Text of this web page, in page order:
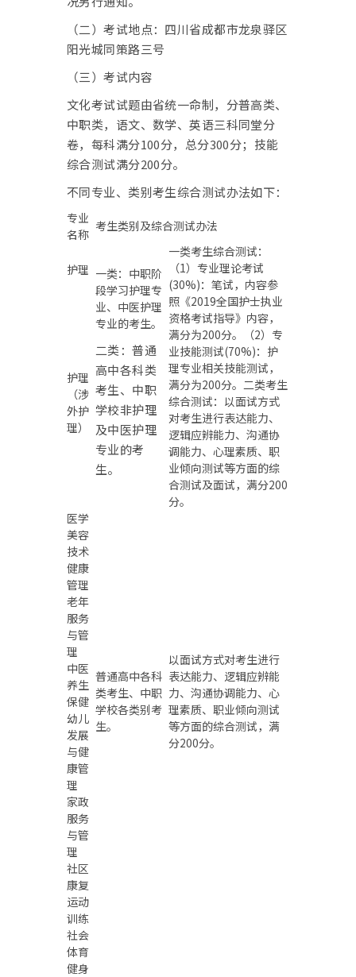
（二）考试地点：四川省成都市龙泉驿区
阳光城同策路三号
（三）考试内容
文化考试试题由省统一命制，分普高类、
中职类，语文、数学、英语三科同堂分
卷，每科满分100分，总分300分；技能
综合测试满分200分。
不同专业、类别考生综合测试办法如下：
专业
名称
考生类别及综合测试办法
护理 一类：中职阶
段学习护理专
业、中医护理
专业的考生。
二类：普通
高中各科类
考生、中职
学校非护理
及中医护理
专业的考
生。
一类考生综合测试：
（1）专业理论考试
(30%)：笔试，内容参
照《2019全国护士执业
资格考试指导》内容，
满分为200分。（2）专
业技能测试(70%)：护
理专业相关技能测试，
满分为200分。二类考生
综合测试：以面试方式
对考生进行表达能力、
逻辑应辨能力、沟通协
调能力、心理素质、职
业倾向测试等方面的综
合测试及面试，满分200
分。
护理
（涉
外护
理）
医学
美容
技术
普通高中各科
类考生、中职
学校各类别考
生。
以面试方式对考生进行
表达能力、逻辑应辨能
力、沟通协调能力、心
理素质、职业倾向测试
等方面的综合测试，满
分200分。
健康
管理
老年
服务
与管
理
中医
养生
保健
幼儿
发展
与健
康管
理
家政
服务
与管
理
社区
康复
运动
训练
社会
体育
健身